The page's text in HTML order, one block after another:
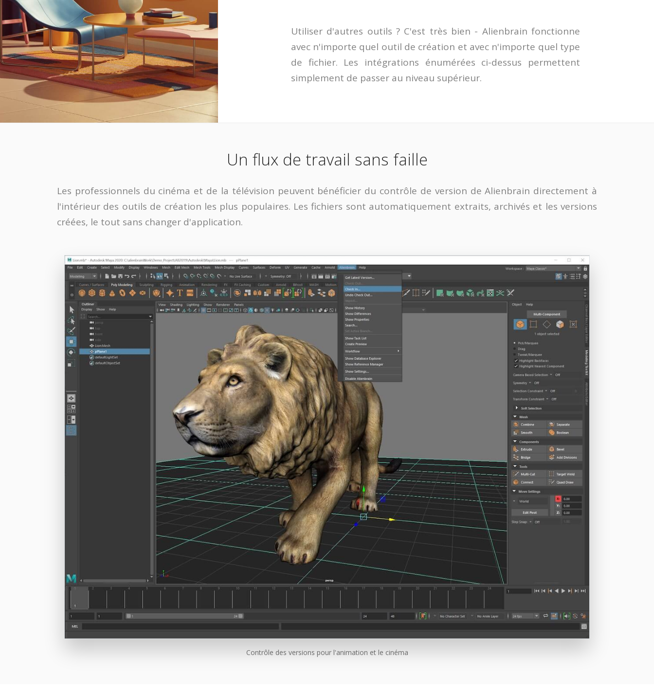
Utiliser d'autres outils ? C'est très bien - Alienbrain fonctionne
avec n'importe quel outil de création et avec n'importe quel type
de fichier. Les intégrations énumérées ci-dessus permettent
simplement de passer au niveau supérieur.
Un flux de travail sans faille
Les professionnels du cinéma et de la télévision peuvent bénéficier du contrôle de version de Alienbrain directement à
l'intérieur des outils de création les plus populaires. Les fichiers sont automatiquement extraits, archivés et les versions
créées, le tout sans changer d'application.
Contrôle des versions pour l'animation et le cinéma